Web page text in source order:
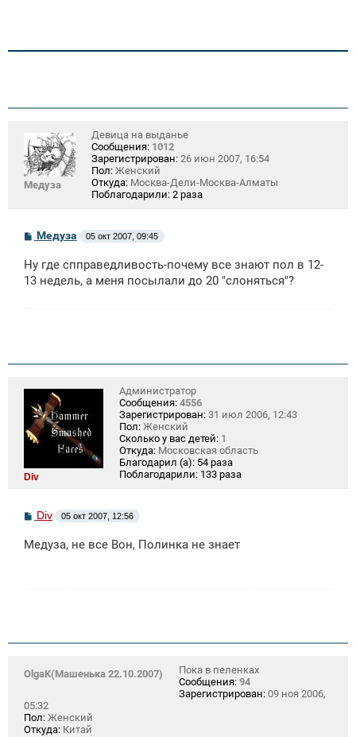
Медуза
Девица на выданье
Сообщения: 1012
Зарегистрирован: 26 июн 2007, 16:54
Пол: Женский
Откуда: Москва-Дели-Москва-Алматы
Поблагодарили: 2 раза
С
о
б
щ
Медуза 05 окт 2007, 09:45
Ну где спправедливость-почему все знают пол в 12-
13 недель, а меня посылали до 20 "слоняться"?
Div
Администратор
Сообщения: 4556
Зарегистрирован: 31 июл 2006, 12:43
Пол: Женский
Сколько у вас детей: 1
Откуда: Московская область
Благодарил (а): 54 раза
Поблагодарили: 133 раза
С
о
б
Div 05 окт 2007, 12:56
Медуза, не все Вон, Полинка не знает
OlgaK(Машенька 22.10.2007)
Пока в пеленках
Сообщения: 94
Зарегистрирован: 09 ноя 2006,
05:32
Пол: Женский
Откуда: Китай